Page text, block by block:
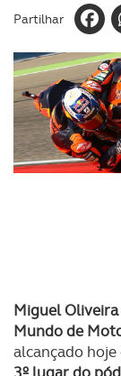
Partilhar
Miguel
Mundo de
alcançado hoje